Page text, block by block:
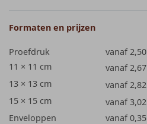
Formaten en prijzen
Proefdruk
vanaf 2,50
11 × 11 cm
vanaf 2,67
13 × 13 cm
vanaf 2,82
15 × 15 cm
vanaf 3,02
Enveloppen
vanaf 0,35